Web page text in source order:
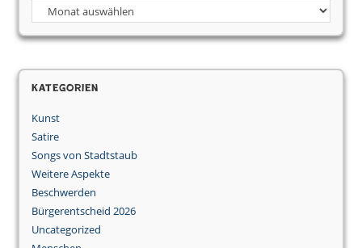
Archiv
Kategorien
Kunst
Satire
Songs von Stadtstaub
Weitere Aspekte
Beschwerden
Bürgerentscheid 2026
Uncategorized